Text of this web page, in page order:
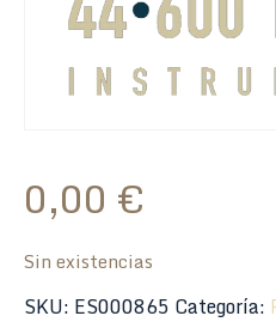
0,00 €
Sin existencias
SKU: ES000865 Categoría: